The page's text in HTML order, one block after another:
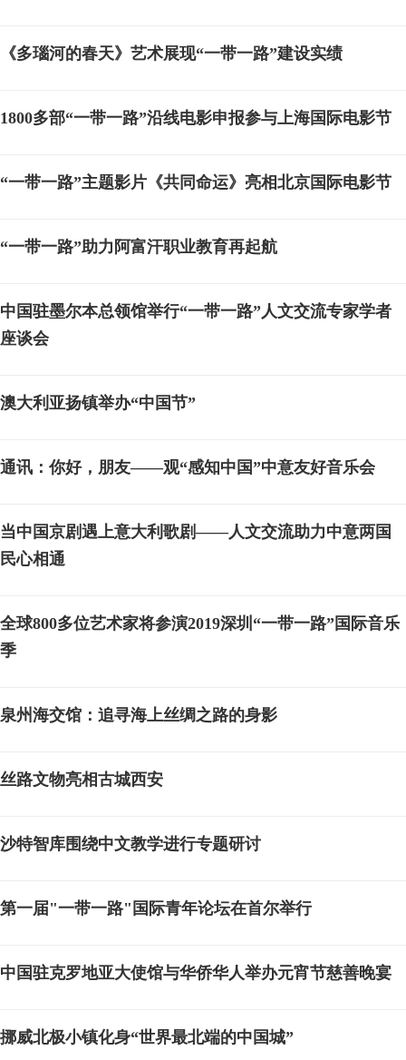
《多瑙河的春天》艺术展现“一带一路”建设实绩
1800多部“一带一路”沿线电影申报参与上海国际电影节
“一带一路”主题影片《共同命运》亮相北京国际电影节
“一带一路”助力阿富汗职业教育再起航
中国驻墨尔本总领馆举行“一带一路”人文交流专家学者
座谈会
澳大利亚扬镇举办“中国节”
通讯：你好，朋友——观“感知中国”中意友好音乐会
当中国京剧遇上意大利歌剧——人文交流助力中意两国
民心相通
全球800多位艺术家将参演2019深圳“一带一路”国际音乐
季
泉州海交馆：追寻海上丝绸之路的身影
丝路文物亮相古城西安
沙特智库围绕中文教学进行专题研讨
第一届"一带一路"国际青年论坛在首尔举行
中国驻克罗地亚大使馆与华侨华人举办元宵节慈善晚宴
挪威北极小镇化身“世界最北端的中国城”